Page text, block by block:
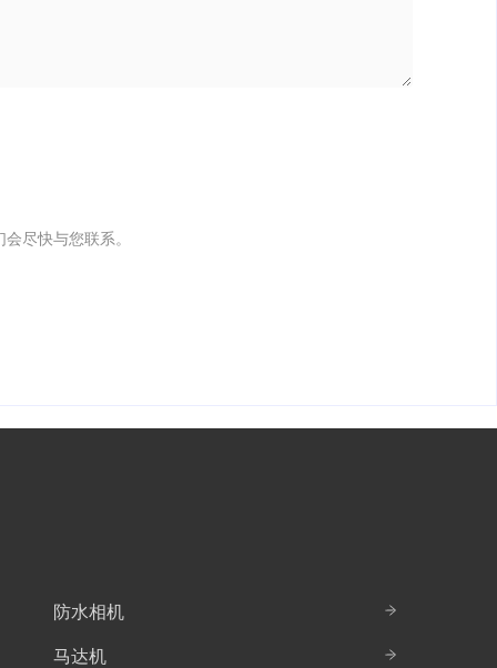
尽快与您联系。
防水相机
马达机